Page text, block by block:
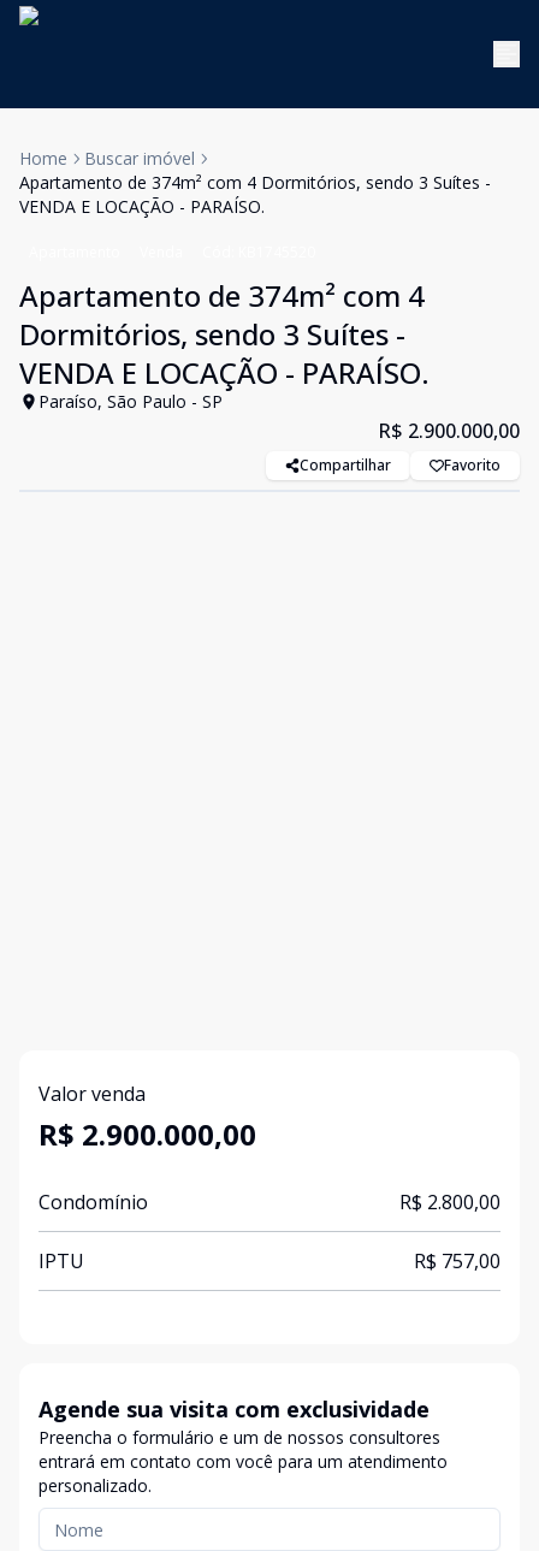
Home
Buscar imóvel
Apartamento de 374m² com 4 Dormitórios, sendo 3 Suítes -
VENDA E LOCAÇÃO - PARAÍSO.
Apartamento de 374m² com 4
Dormitórios, sendo 3 Suítes -
VENDA E LOCAÇÃO - PARAÍSO.
Paraíso, São Paulo - SP
R$ 2.900.000,00
Compartilhar Favorito
Valor venda
R$ 2.900.000,00
Condomínio R$ 2.800,00
IPTU R$ 757,00
Agende sua visita com exclusividade
Preencha o formulário e um de nossos consultores
entrará em contato com você para um atendimento
personalizado.